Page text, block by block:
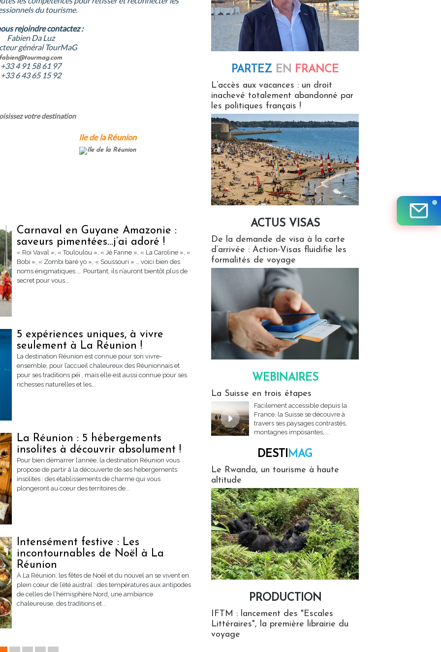
du tourisme.
rejoindre contactez :
Fabien Da Luz
général TourMaG
+33 4 91 58 61 97
+33 6 43 65 15 92
votre destination
Ile de la Réunion
Carnaval en Guyane Amazonie :
saveurs pimentées…j’ai adoré !
« Roi Vaval », « Touloulou », « Jé Farine », « La Caroline », «
Bobi », « Zombi baré yo », « Soussouri » … voici bien des
noms énigmatiques …. Pourtant, ils n’auront bientôt plus de
secret pour vous...
5 expériences uniques, à vivre
seulement à La Réunion !
La destination Réunion est connue pour son vivre-
ensemble, pour l’accueil chaleureux des Réunionnais et
pour ses traditions péï , mais elle est aussi connue pour ses
richesses naturelles et les...
La Réunion : 5 hébergements
insolites à découvrir absolument !
Pour bien démarrer l’année, la destination Réunion vous
propose de partir à la découverte de ses hébergements
insolites : des établissements de charme qui vous
plongeront au cœur des territoires de...
Intensément festive : Les
incontournables de Noël à La
Réunion
À La Réunion, les fêtes de Noël et du nouvel an se vivent en
plein cœur de l’été austral : des températures aux antipodes
de celles de l’hémisphère Nord, une ambiance
chaleureuse, des traditions et...
PARTEZ EN FRANCE
L’accès aux vacances : un droit
inachevé totalement abandonné par
les politiques français !
ACTUS VISAS
De la demande de visa à la carte
d’arrivée : Action-Visas fluidifie les
formalités de voyage
WEBINAIRES
La Suisse en trois étapes
Facilement accessible depuis la
France, la Suisse se découvre à
travers ses paysages contrastés,
montagnes imposantes,...
DESTIMAG
Le Rwanda, un tourisme à haute
altitude
PRODUCTION
IFTM : lancement des "Escales
Littéraires", la première librairie du
voyage